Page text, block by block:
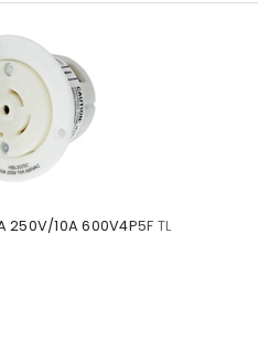
250V/10A 600V4P5F TL